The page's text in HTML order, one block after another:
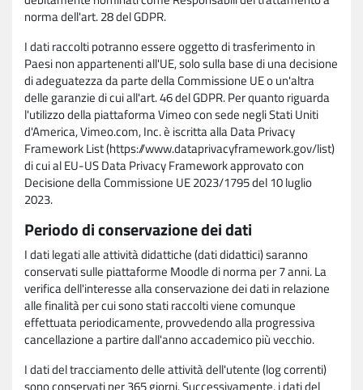
norma dell'art. 28 del GDPR.
I dati raccolti potranno essere oggetto di trasferimento in
Paesi non appartenenti all'UE, solo sulla base di una decisione
di adeguatezza da parte della Commissione UE o un'altra
delle garanzie di cui all'art. 46 del GDPR. Per quanto riguarda
l'utilizzo della piattaforma Vimeo con sede negli Stati Uniti
d'America, Vimeo.com, Inc. è iscritta alla Data Privacy
Framework List (https://www.dataprivacyframework.gov/list)
di cui al EU-US Data Privacy Framework approvato con
Decisione della Commissione UE 2023/1795 del 10 luglio
2023.
Periodo di conservazione dei dati
I dati legati alle attività didattiche (dati didattici) saranno
conservati sulle piattaforme Moodle di norma per 7 anni. La
verifica dell'interesse alla conservazione dei dati in relazione
alle finalità per cui sono stati raccolti viene comunque
effettuata periodicamente, provvedendo alla progressiva
cancellazione a partire dall'anno accademico più vecchio.
I dati del tracciamento delle attività dell'utente (log correnti)
sono conservati per 365 giorni. Successivamente, i dati del